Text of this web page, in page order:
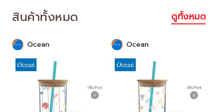
สินค้าทั้งหมด ดูทั้งหมด
Ocean Ocean